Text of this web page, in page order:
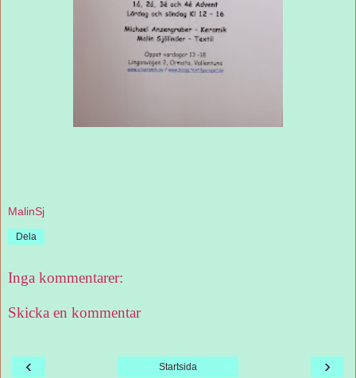
MalinSj
Dela
Inga kommentarer:
Skicka en kommentar
‹ ›
Startsida